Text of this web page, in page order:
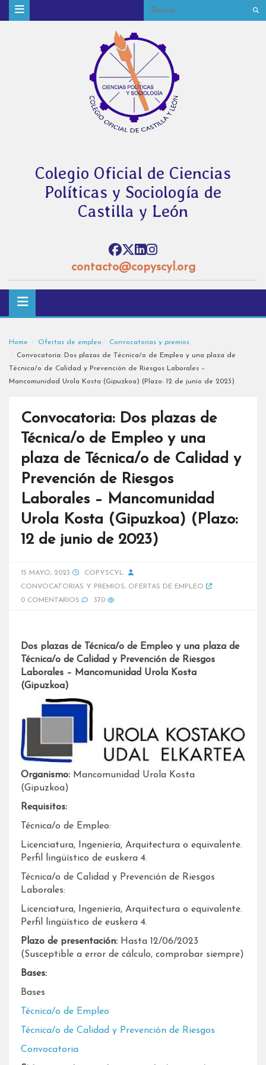
Colegio Oficial de Ciencias
Políticas y Sociología de
Castilla y León
contacto@copyscyl.org
Home Ofertas de empleo
Convocatorias y premios
Convocatoria: Dos plazas de Técnica/o de Empleo y una plaza de
Técnica/o de Calidad y Prevención de Riesgos Laborales –
Mancomunidad Urola Kosta (Gipuzkoa) (Plazo: 12 de junio de 2023)
Convocatoria: Dos plazas de
Técnica/o de Empleo y una
plaza de Técnica/o de Calidad y
Prevención de Riesgos
Laborales – Mancomunidad
Urola Kosta (Gipuzkoa) (Plazo:
12 de junio de 2023)
15 MAYO, 2023
COPYSCYL
CONVOCATORIAS Y PREMIOS, OFERTAS DE EMPLEO
0 COMENTARIOS
370
Dos plazas de Técnica/o de Empleo y una plaza de
Técnica/o de Calidad y Prevención de Riesgos
Laborales – Mancomunidad Urola Kosta
(Gipuzkoa)
Organismo: Mancomunidad Urola Kosta
(Gipuzkoa)
Requisitos:
Técnica/o de Empleo:
Licenciatura, Ingeniería, Arquitectura o equivalente.
Perfil lingüístico de euskera 4.
Técnica/o de Calidad y Prevención de Riesgos
Laborales:
Licenciatura, Ingeniería, Arquitectura o equivalente.
Perfil lingüístico de euskera 4.
Plazo de presentación: Hasta 12/06/2023
(Susceptible a error de cálculo, comprobar siempre)
Bases:
Bases
Técnica/o de Empleo
Técnica/o de Calidad y Prevención de Riesgos
Convocatoria